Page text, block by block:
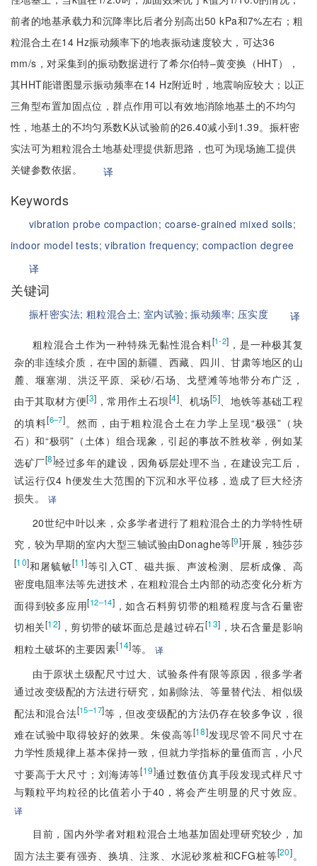
前者的地基承载力和沉降率比后者分别高出50 kPa和7%左右；粗
粒混合土在14 Hz振动频率下的地表振动速度较大，可达36
mm/s，对采集到的振动数据进行了希尔伯特–黄变换（HHT），
其HHT能谱图显示振动频率在14 Hz附近时，地震响应较大；以正
三角型布置加固点位，群点作用可以有效地消除地基土的不均匀
性，地基土的不均匀系数K从试验前的26.40减小到1.39。振杆密
实法可为粗粒混合土地基处理提供新思路，也可为现场施工提供
关键参数依据。
译
Keywords
vibration probe compaction; coarse-grained mixed soils;
indoor model tests;vibration frequency;compaction degree
译
关键词
振杆密实法; 粗粒混合土; 室内试验;振动频率; 压实度
译
粗粒混合土作为一种特殊无黏性混合料[1-2] ，是一种极其复
杂的非连续介质，在中国的新疆、西藏、四川、甘肃等地区的山
麓、堰塞湖、洪泛平原、采砂/石场、戈壁滩等地带分布广泛，
由于其取材方便[3] ，常用作土石坝[4]、机场[5]、地铁等基础工程
的填料[6–7]。然而，由于粗粒混合土在力学上呈现“极强”（块
石）和“极弱”（土体）组合现象，引起的事故不胜枚举，例如某
选矿厂[8]经过多年的建设，因角砾层处理不当，在建设完工后，
试运行仅4 h便发生大范围的下沉和水平位移，造成了巨大经济
损失。
译
20世纪中叶以来，众多学者进行了粗粒混合土的力学特性研
究，较为早期的室内大型三轴试验由Donaghe等[9]开展，独莎莎
[10]和屠毓敏[11]等引入CT、磁共振、声波检测、层析成像、高
密度电阻率法等先进技术，在粗粒混合土内部的动态变化分析方
面得到较多应用[12–14] ，如含石料剪切带的粗糙程度与含石量密
切相关[12] ，剪切带的破坏面总是越过碎石[13] ，块石含量是影响
粗粒土破坏的主要因素[14]等。 译
由于原状土级配尺寸过大、试验条件有限等原因，很多学者
通过改变级配的方法进行研究，如剔除法、等量替代法、相似级
配法和混合法[15–17]等，但改变级配的方法仍存在较多争议，很
难在试验中取得较好的效果。朱俊高等[18]发现尽管不同尺寸在
力学性质规律上基本保持一致，但就力学指标的量值而言，小尺
寸要高于大尺寸；刘海涛等[19]通过数值仿真手段发现式样尺寸
与颗粒平均粒径的比值若小于40，将会产生明显的尺寸效应。
译
目前，国内外学者对粗粒混合土地基加固处理研究较少，加
固方法主要有强夯、换填、注浆、水泥砂浆桩和CFG桩等[20]。